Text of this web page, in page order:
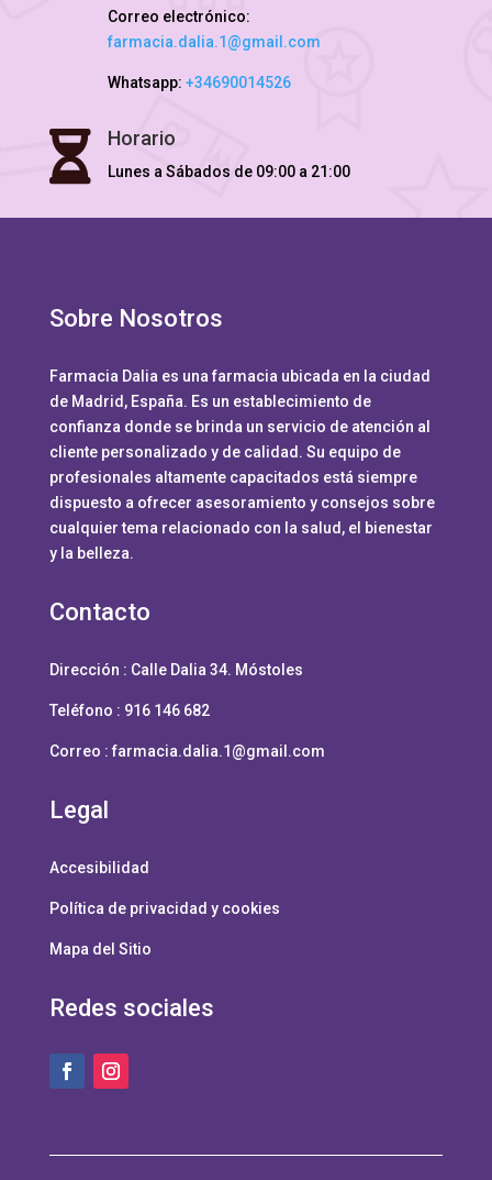
Correo electrónico:
farmacia.dalia.1@gmail.com
Whatsapp: +34690014526
 Horario
Lunes a Sábados de 09:00 a 21:00
Sobre Nosotros
Farmacia Dalia es una farmacia ubicada en la ciudad
de Madrid, España. Es un establecimiento de
confianza donde se brinda un servicio de atención al
cliente personalizado y de calidad. Su equipo de
profesionales altamente capacitados está siempre
dispuesto a ofrecer asesoramiento y consejos sobre
cualquier tema relacionado con la salud, el bienestar
y la belleza.
Contacto
Dirección : Calle Dalia 34. Móstoles
Teléfono : 916 146 682
Correo :farmacia.dalia.1@gmail.com
Legal
Accesibilidad
Política de privacidad y cookies
Mapa del Sitio
Redes sociales